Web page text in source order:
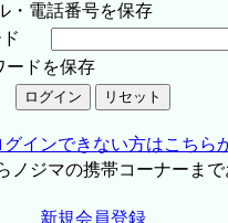
・電話番号を保存
ードを保存
インできない方はこちら
ジマの携帯コーナーまで
新規会員登録